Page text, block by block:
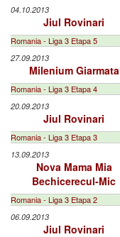
04.10.2013
Jiul Rovinari
Romania - Liga 3 Etapa 5
27.09.2013
Milenium Giarmata
Romania - Liga 3 Etapa 4
20.09.2013
Jiul Rovinari
Romania - Liga 3 Etapa 3
13.09.2013
Nova Mama Mia
Bechicerecul-Mic
Romania - Liga 3 Etapa 2
06.09.2013
Jiul Rovinari